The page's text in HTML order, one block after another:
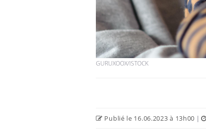
GURUXOOX/ISTOCK
Publié le 16.06.2023 à 13h00 |